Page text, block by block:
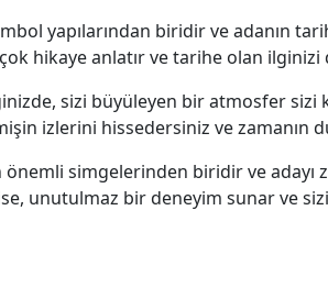
yapılarından biridir ve
hikaye anlatır ve tarihe olan ilginizi
sizi büyüleyen bir atmosfer
izlerini hissedersiniz ve
önemli simgelerinden biridir ve
unutulmaz bir deneyim sunar ve